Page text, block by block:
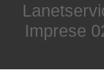
Imprese